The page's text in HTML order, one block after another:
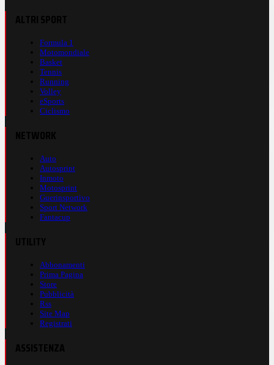
Formula 1
Motomondiale
Basket
Tennis
Running
Volley
eSports
Ciclismo
Auto
Autosprint
Inmoto
Motosprint
Guerinsportivo
Sport Network
Fantacup
Abbonamenti
Prima Pagina
Store
Pubblicità
Rss
Site Map
Registrati